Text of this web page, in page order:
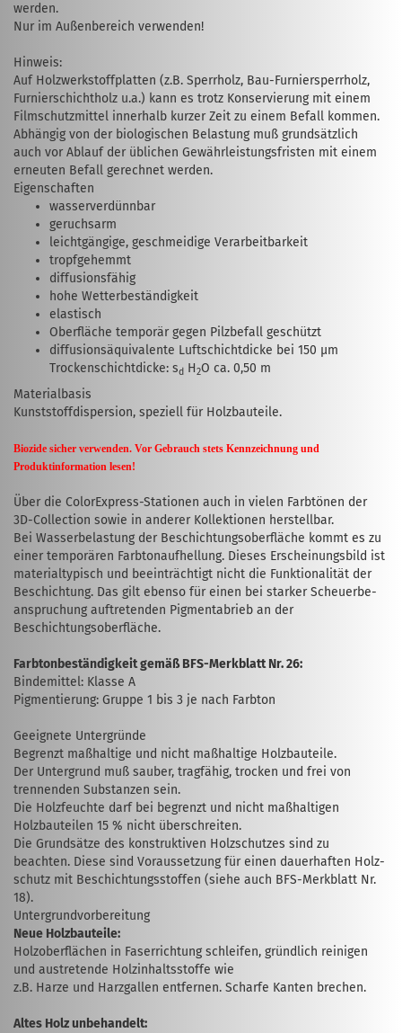
werden.
Nur im Außenbereich verwenden!
Hinweis:
Auf Holzwerkstoffplatten (z.B. Sperr­holz, Bau-Furniersperrholz,
Furnier­schichtholz u.a.) kann es trotz Konser­vie­rung mit einem
Filmschutzmittel innerhalb kurzer Zeit zu einem Befall kommen.
Abhängig von der biologischen Belastung muß grundsätzlich
auch vor Ablauf der üblichen Gewährleistungsfristen mit einem
erneuten Befall gerechnet werden.
Eigenschaften
wasserverdünnbar
geruchsarm
leichtgängige, geschmeidige Verarbeit­barkeit
tropfgehemmt
diffusionsfähig
hohe Wetterbeständigkeit
elastisch
Oberfläche temporär gegen Pilzbefall geschützt
diffusionsäquivalente Luftschichtdicke bei 150 µm
Trockenschichtdicke: sd H2O ca. 0,50 m
Materialbasis
Kunststoffdispersion, speziell für Holz­bau­teile.
Biozide sicher verwenden. Vor Gebrauch stets Kennzeichnung und
Produktinformation lesen!
Über die ColorExpress-Stationen auch in vielen Farbtönen der
3D-Collec­tion sowie in anderer Kollektionen herstellbar.
Bei Wasserbelastung der Beschichtungs­ober­fläche kommt es zu
einer temporären Farbtonaufhellung. Dieses Erscheinungsbild ist
materialtypisch und beeinträchtigt nicht die Funktionalität der
Beschichtung. Das gilt ebenso für einen bei starker Scheuerbe­
anspruchung auftretenden Pigmentabrieb an der
Beschichtungsoberfläche.
Farbtonbeständigkeit gemäß BFS-Merkblatt Nr. 26:
Bindemittel: Klasse A
Pigmentierung: Gruppe 1 bis 3 je nach Farbton
Geeignete Untergründe
Begrenzt maßhaltige und nicht maßhaltige Holzbauteile.
Der Untergrund muß sauber, tragfähig, trocken und frei von
trennenden Substanzen sein.
Die Holzfeuchte darf bei begrenzt und nicht maßhaltigen
Holzbauteilen 15 % nicht über­schreiten.
Die Grundsätze des konstruktiven Holz­schutzes sind zu
beachten. Diese sind Vor­aussetzung für einen dauerhaften Holz­
schutz mit Beschichtungsstoffen (siehe auch BFS-Merkblatt Nr.
18).
Untergrundvorbereitung
Neue Holzbauteile:
Holzoberflächen in Faserrichtung schleifen, gründlich reinigen
und austretende Holz­inhaltsstoffe wie
z.B. Harze und Harzgallen entfernen. Scharfe Kanten brechen.
Altes Holz unbehandelt: